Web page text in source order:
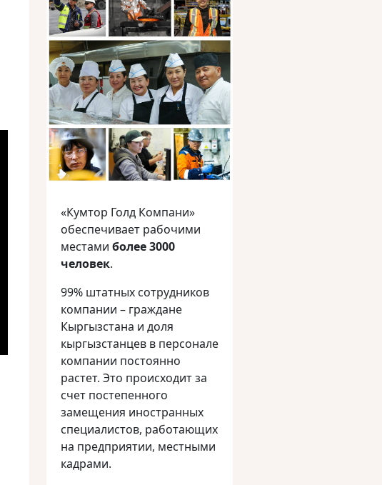
«Кумтор Голд Компани»
обеспечивает рабочими
местами более 3000
человек.
99% штатных сотрудников
компании – граждане
Кыргызстана и доля
кыргызстанцев в персонале
компании постоянно
растет. Это происходит за
счет постепенного
замещения иностранных
специалистов, работающих
на предприятии, местными
кадрами.